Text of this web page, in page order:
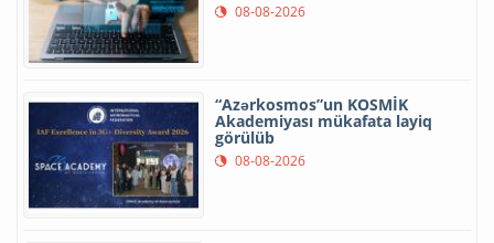
08-08-2026
“Azərkosmos”un KOSMİK
Akademiyası mükafata layiq
görülüb
08-08-2026